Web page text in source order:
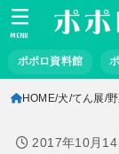
ポポロ資料館
MENU
HOME 犬 てん展
2017年10月14